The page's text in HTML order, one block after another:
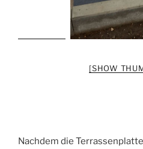
[SHOW
Nachdem die